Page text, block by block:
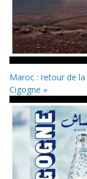
Maroc : retour de
Cigogne »